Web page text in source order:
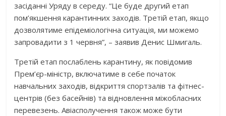
засіданні Уряду в середу. “Це буде другий етап
пом’якшення карантинних заходів. Третій етап, якщо
дозволятиме епідеміологічна ситуація, ми можемо
запровадити з 1 червня”, – заявив Денис Шмигаль.
Третій етап послаблень карантину, як повідомив
Прем’єр-міністр, включатиме в себе початок
навчальних заходів, відкриття спортзалів та фітнес-
центрів (без басейнів) та відновлення міжобласних
перевезень. Авіасполучення також може бути